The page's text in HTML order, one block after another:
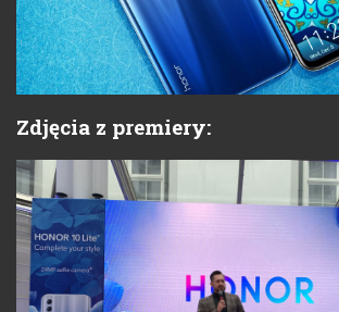
Zdjęcia z premiery: